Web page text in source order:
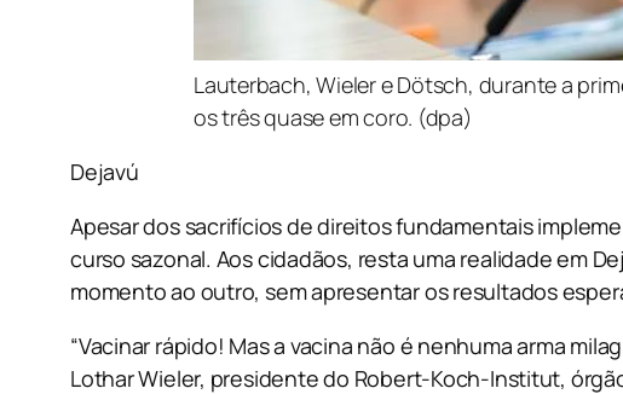
Lauterbach, Wieler e Dötsch, durante a
os três quase em coro. (dpa)
Dejavú
Apesar dos sacrifícios de direitos fundamentais
curso sazonal. Aos cidadãos, resta uma realidade em
momento ao outro, sem apresentar os resultados
“Vacinar rápido! Mas a vacina não é nenhuma arma
Lothar Wieler, presidente do Robert-Koch-Institut,